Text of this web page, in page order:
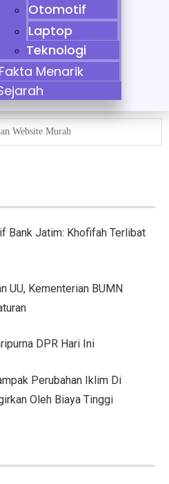
Otomotif
Laptop
Teknologi
Fakta Menarik
Website Murah
2025: Sinergi Pemerintah, Industri,
Suzuki di GIIAS Bandung 2025:
Diluncurkan di GIIAS: SUV Kompak
Rilis Mobil Listrik Baru Tahun Ini
Perusahaan di Aceh Tamiang Pakai
Bank Jatim: Khofifah Terlibat
UU, Kementerian BUMN
DPR Hari Ini
Perubahan Iklim Di
Oleh Biaya Tinggi